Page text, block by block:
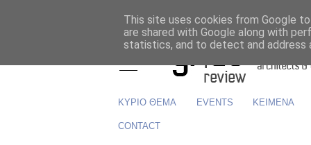
ΚΥΡΙΟ ΘΕΜΑ EVENTS ΚΕΙΜΕΝΑ
CONTACT
This site uses cookies from Google
are shared with Google along with
statistics, and to detect and address